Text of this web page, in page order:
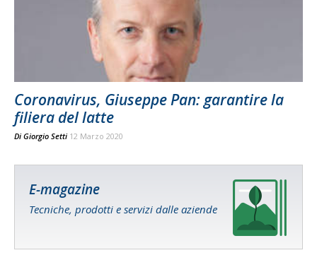
Coronavirus, Giuseppe Pan: garantire la
filiera del latte
Di Giorgio Setti 12 Marzo 2020
E-magazine
Tecniche, prodotti e servizi dalle aziende